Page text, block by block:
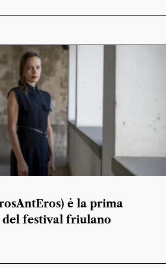
è la prima
festival friulano